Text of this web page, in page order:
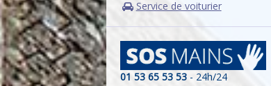
Service de voiturier
01 53 65 53 53 - 24h/24